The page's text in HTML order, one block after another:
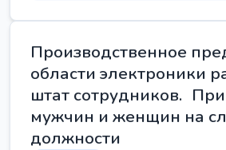
Производственное
области электроники
штат сотрудников.
мужчин и женщин на
должности